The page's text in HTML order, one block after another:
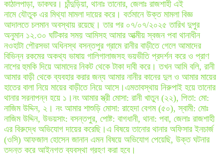
কাঠালপাড়া, ডাকঘর। চাঁন্দুড়িয়া, থানাঃ তানোর, জেলাঃ রাজশাহী এই
নামে যৌতুক এর মিথ্যা মামলা দায়ের করে। বর্তমানে উক্ত মামলা বিজ্ঞ
আদালতে চলমান অবস্থায় রয়েছে। তার পর ০৭/০৭/২০২৫ তারিখ দুপুর
অনুমান ১২.৩০ ঘটিকার সময় আমিসহ আমার আত্মীয় স্বজন পবা থানাধীন
নওহাটা পৌরসভা অধিনস্থ বসন্তপুর গ্রামে রানীর বাড়ীতে গেলে আমাদের
বিভিন্ন রকমের অকথ্য ভাষায় গালিগালাজসহ ভয়ভীতি প্রদর্শন করে ও প্রাণ
নাশের হুমকি দিয়ে আমাদের নিকট থেকে টাকা দাবী করে। তখন আমি বলি, রানী
আমার বাড়ী থেকে ব্যবহার করার জন্য আমার নানীর কানের দুল ও আমার মায়ের
হাতের বালা নিয়ে মায়ের বাড়ীতে নিয়ে আসে।এমতাবস্থায় নিরুপাই হয়ে তানোর
থানার সরনাপন্ন হয়ে ১।নং আমার স্ত্রী মোসা: রানী খাতুন (২২), পিতা: মো:
নাজিম উদ্দিন, ২। নং আমার শাশুড়ি মোসা: রাহেদা বেগম (৫০), স্বামী: মোঃ
নাজিম উদ্দিন, উভয়সাং: বসন্তপুর, পোষ্ট: বাগধানী, থানা: পবা, জেলাঃ রাজশাহী
এর বিরুদ্ধে অভিযোগ দায়ের করেছি।এ বিষয়ে তানোর থানার অফিসার ইনচার্জ
(ওসি) আফজাল হোসেন জানান এমন বিষয়ে অভিযোগ পেয়েছি, উক্ত ঘটনার
তদন্ত করে আইনগত ব্যবস্থা গ্রহণ করা হবে।